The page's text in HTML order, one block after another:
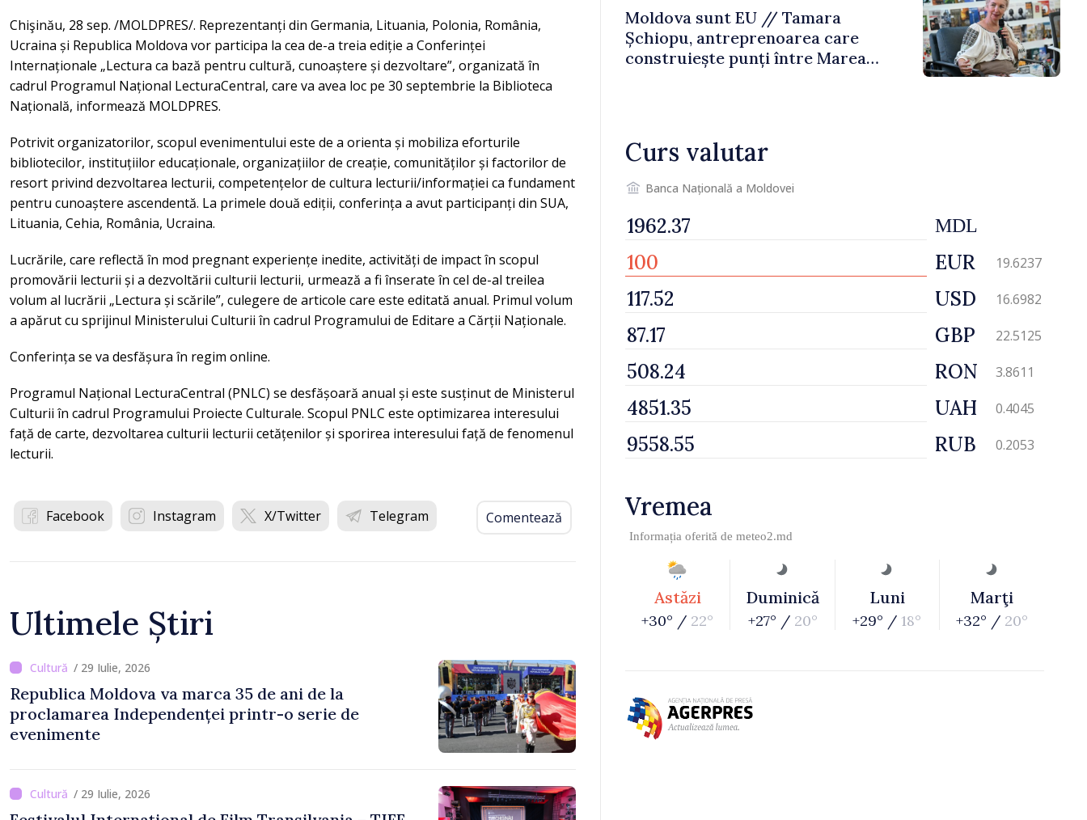
Chişinău, 28 sep. /MOLDPRES/. Reprezentanți din Germania, Lituania, Polonia, România,
Ucraina și Republica Moldova vor participa la cea de-a treia ediție a Conferinței
Internaționale „Lectura ca bază pentru cultură, cunoaștere și dezvoltare”, organizată în
cadrul Programul Național LecturaCentral, care va avea loc pe 30 septembrie la Biblioteca
Națională, informează MOLDPRES.
Potrivit organizatorilor, scopul evenimentului este de a orienta și mobiliza eforturile
bibliotecilor, instituțiilor educaționale, organizațiilor de creație, comunităților și factorilor de
resort privind dezvoltarea lecturii, competențelor de cultura lecturii/informației ca fundament
pentru cunoaștere ascendentă. La primele două ediții, conferința a avut participanți din SUA,
Lituania, Cehia, România, Ucraina.
Lucrările, care reflectă în mod pregnant experiențe inedite, activități de impact în scopul
promovării lecturii și a dezvoltării culturii lecturii, urmează a fi înserate în cel de-al treilea
volum al lucrării „Lectura și scările”, culegere de articole care este editată anual. Primul volum
a apărut cu sprijinul Ministerului Culturii în cadrul Programului de Editare a Cărții Naționale.
Conferința se va desfășura în regim online.
Programul Național LecturaCentral (PNLC) se desfășoară anual și este susținut de Ministerul
Culturii în cadrul Programului Proiecte Culturale. Scopul PNLC este optimizarea interesului
față de carte, dezvoltarea culturii lecturii cetățenilor și sporirea interesului față de fenomenul
lecturii.
Facebook Instagram X/Twitter Telegram Comentează
Ultimele Știri
/ 29 Iulie, 2026
Republica Moldova va marca 35 de ani de la
proclamarea Independenței printr-o serie de
evenimente
/ 29 Iulie, 2026
Moldova sunt EU // Tamara
Șchiopu, antreprenoarea care
construiește punți între Marea
Curs valutar
Banca Națională a Moldovei
MDL
EUR 19.6237
USD 16.6982
GBP 22.5125
RON 3.8611
UAH 0.4045
RUB 0.2053
Vremea
Informația oferită de meteo2.md
Astăzi
+30° / 22°
Duminică
+27° / 20°
Luni
+29° / 18°
Marţi
+32° / 20°